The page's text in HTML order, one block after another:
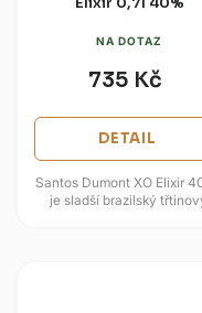
NA DOTAZ
735 Kč
DETAIL
Santos Dumont XO Elixir
je sladší brazilský